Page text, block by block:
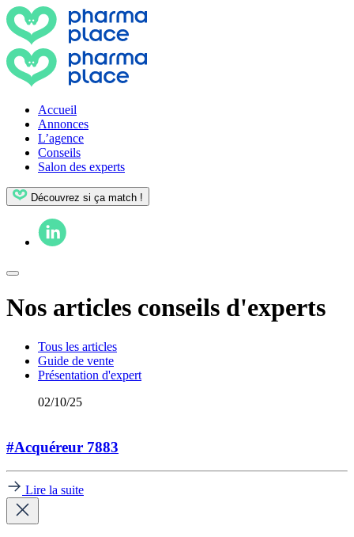
Accueil
Annonces
L’agence
Conseils
Salon des experts
Découvrez si ça match !
Nos articles conseils d'experts
Tous les articles
Guide de vente
Présentation d'expert
02/10/25
#Acquéreur 7883
Lire la suite